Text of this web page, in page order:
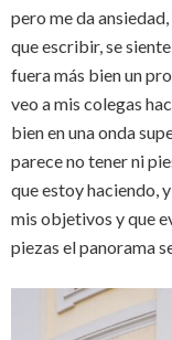
pero me da
que escribir, se
fuera más bien un
veo a mis colegas
bien en una onda
parece no tener ni
que estoy haciendo,
mis objetivos y que
piezas el panorama